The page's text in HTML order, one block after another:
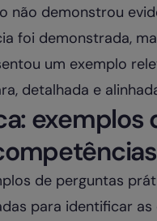
não demonstrou
foi demonstrada,
um exemplo
detalhada e
de perguntas
para identificar